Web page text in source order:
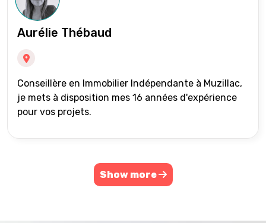
Aurélie Thébaud
Conseillère en Immobilier Indépendante à Muzillac,
je mets à disposition mes 16 années d'expérience
pour vos projets.
Show more